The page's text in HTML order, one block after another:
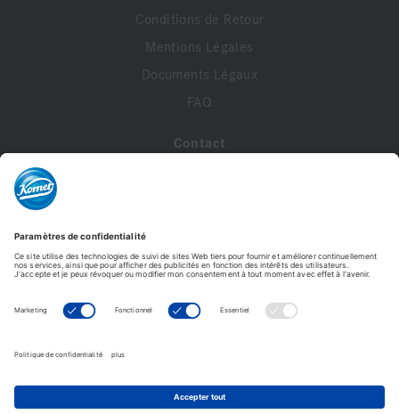
Conditions de Retour
Mentions Légales
Documents Légaux
FAQ
Contact
Profil de compte
Commandes
Komet France - Copyright © 2026 - Tous droits réservés -